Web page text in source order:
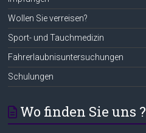
Wollen Sie verreisen?
Sport- und Tauchmedizin
Fahrerlaubnisuntersuchungen
Schulungen
Wo finden Sie uns ?